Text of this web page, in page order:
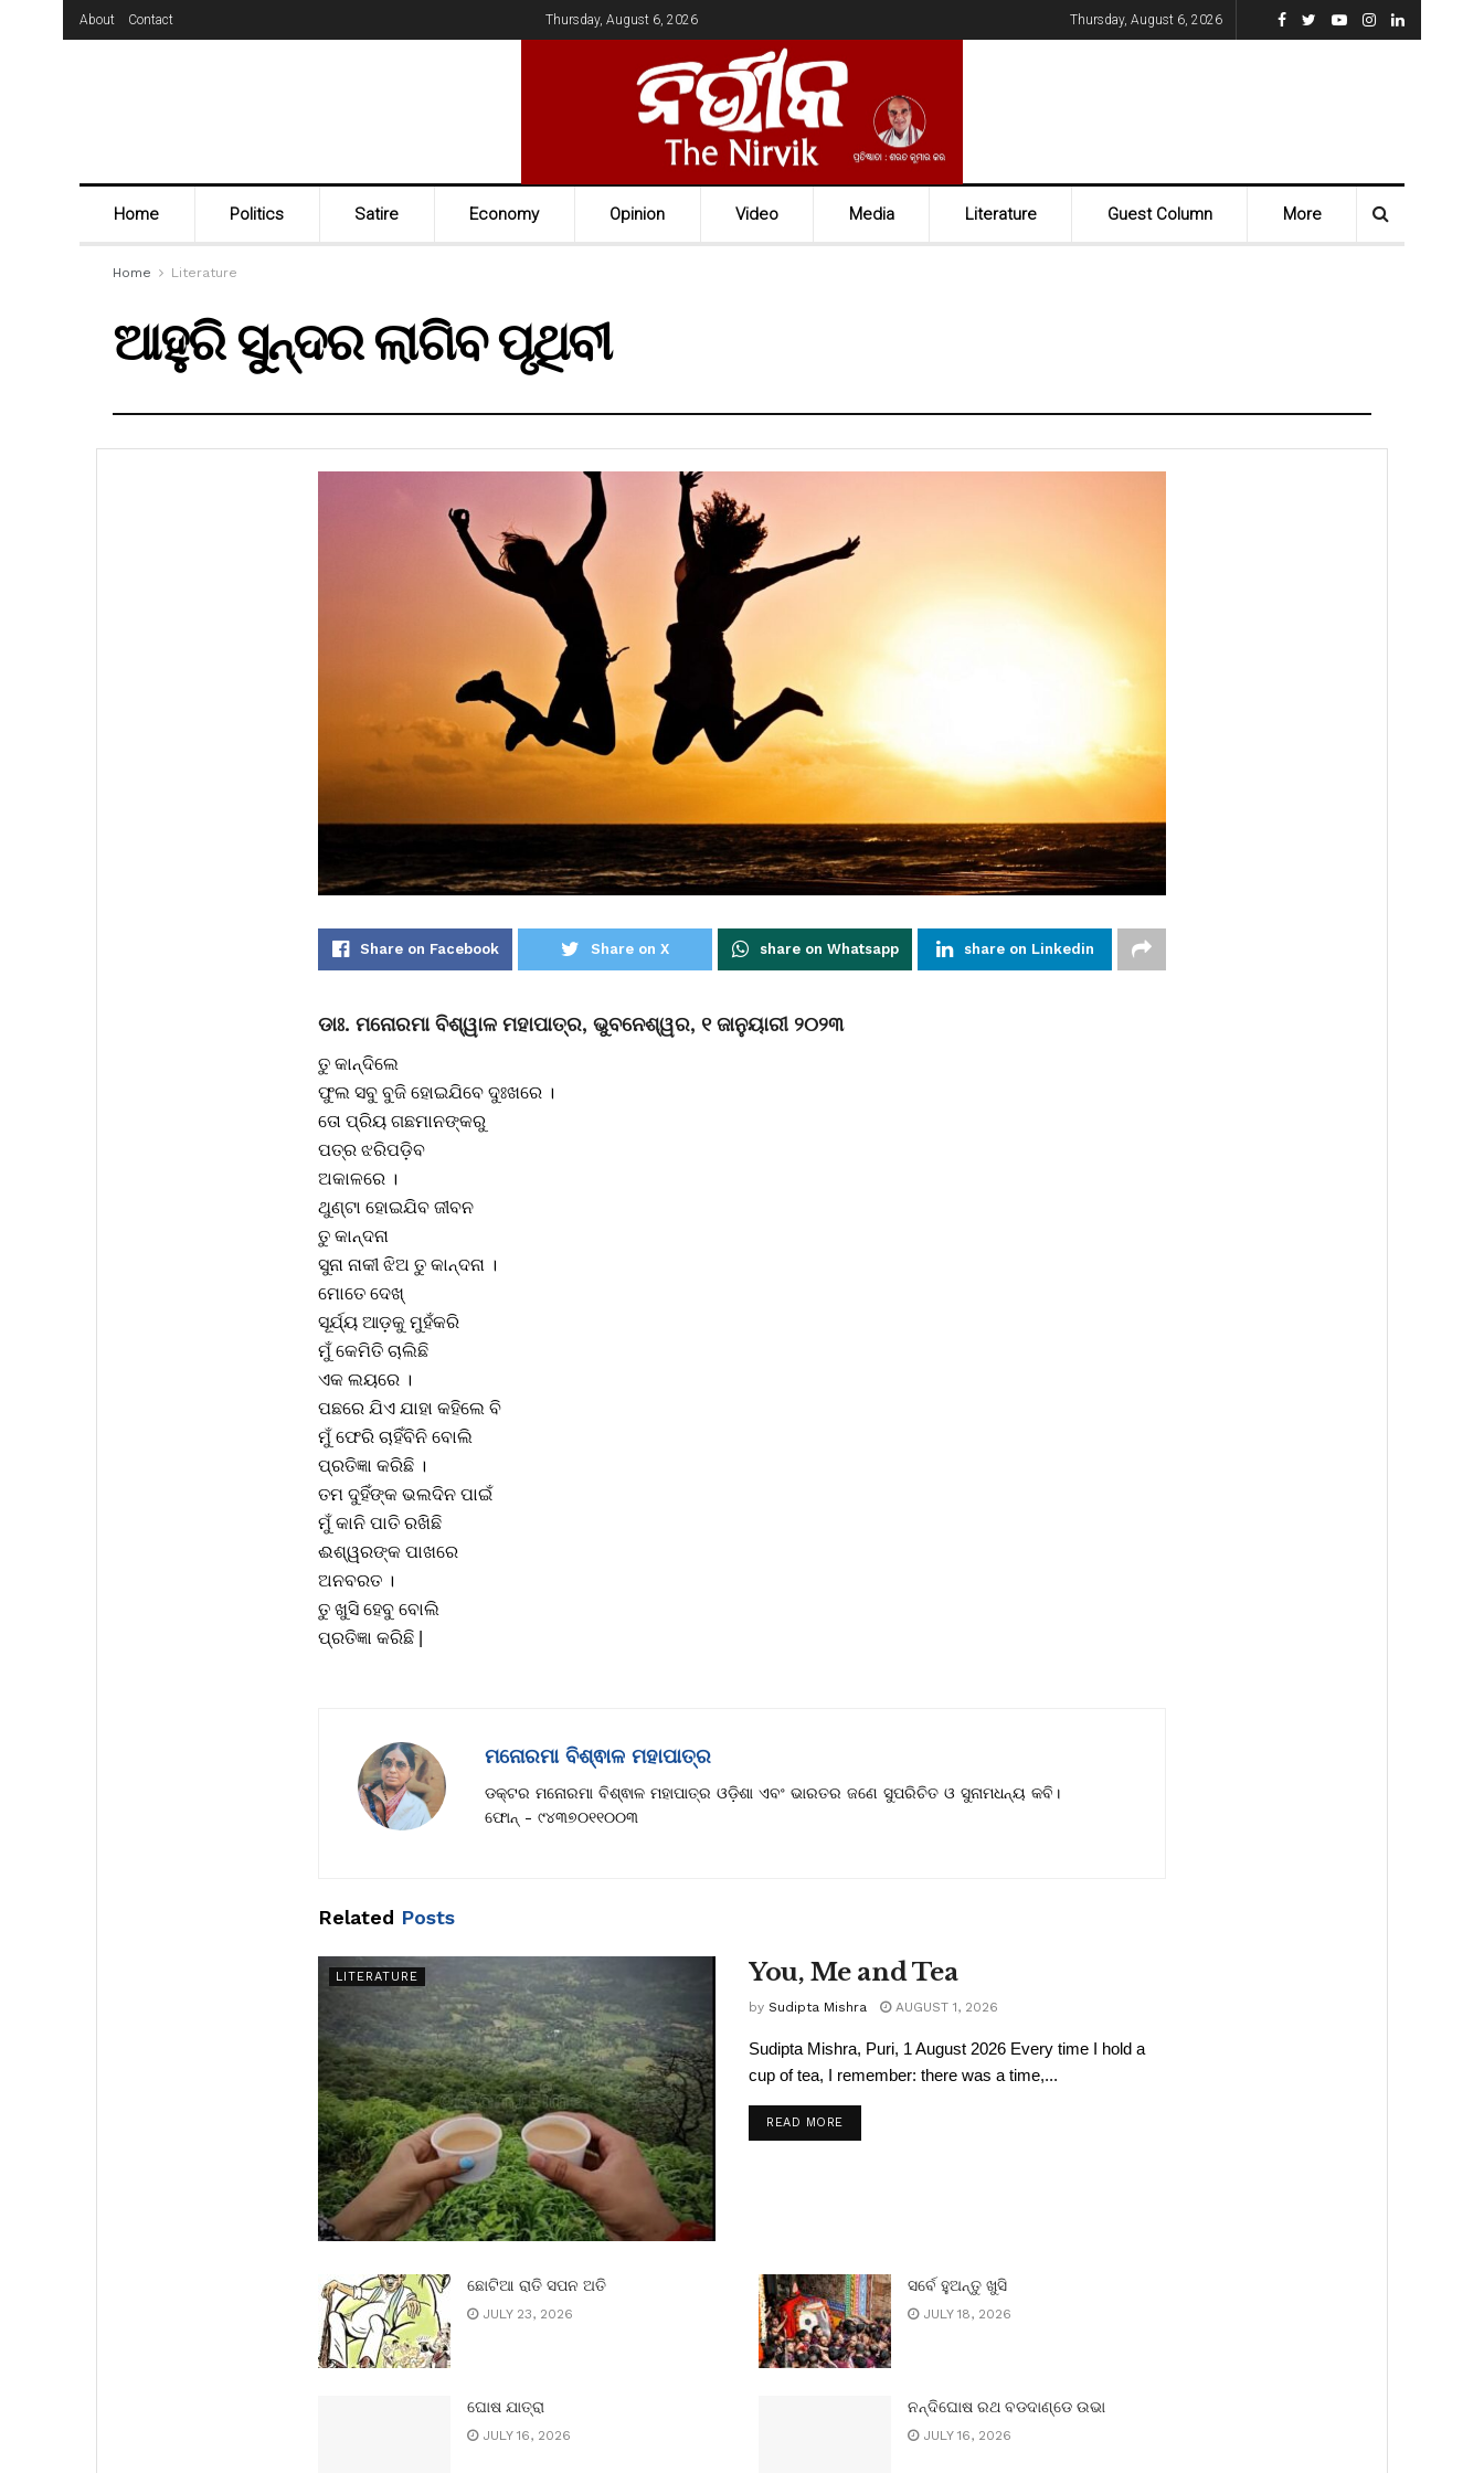
About Contact Thursday, August 6, 2026 Thursday, August 6, 2026
Home Politics Satire Economy Opinion Video Media Literature Guest Column More
Home Literature
ଆହୁରି ସୁନ୍ଦର ଲାଗିବ ପୃଥିବୀ
Share on Facebook Share on X share on Whatsapp share on Linkedin
ଡାଃ. ମନୋରମା ବିଶ୍ୱାଳ ମହାପାତ୍ର, ଭୁବନେଶ୍ୱର, ୧ ଜାନୁୟାରୀ ୨୦୨୩
ତୁ କାନ୍ଦିଲେ
ଫୁଲ ସବୁ ବୁଜି ହୋଇଯିବେ ଦୁଃଖରେ ।
ତୋ ପ୍ରିୟ ଗଛମାନଙ୍କରୁ
ପତ୍ର ଝରିପଡ଼ିବ
ଅକାଳରେ ।
ଥୁଣ୍ଟା ହୋଇଯିବ ଜୀବନ
ତୁ କାନ୍ଦନା
ସୁନା ନାକୀ ଝିଅ ତୁ କାନ୍ଦନା ।
ମୋତେ ଦେଖ୍
ସୂର୍ଯ୍ୟ ଆଡ଼କୁ ମୁହଁକରି
ମୁଁ କେମିତି ଚାଲିଛି
ଏକ ଲୟରେ ।
ପଛରେ ଯିଏ ଯାହା କହିଲେ ବି
ମୁଁ ଫେରି ଚାହିଁବିନି ବୋଲି
ପ୍ରତିଜ୍ଞା କରିଛି ।
ତମ ଦୁହିଁଙ୍କ ଭଲଦିନ ପାଇଁ
ମୁଁ କାନି ପାତି ରଖିଛି
ଈଶ୍ୱରଙ୍କ ପାଖରେ
ଅନବରତ ।
ତୁ ଖୁସି ହେବୁ ବୋଲି
ପ୍ରତିଜ୍ଞା କରିଛି |
ମନୋରମା ବିଶ୍ଵାଳ ମହାପାତ୍ର
ଡକ୍ଟର ମନୋରମା ବିଶ୍ଵାଳ ମହାପାତ୍ର ଓଡ଼ିଶା ଏବଂ ଭାରତର ଜଣେ ସୁପରିଚିତ ଓ ସୁନାମଧନ୍ୟ କବି।
ଫୋନ୍ - ୯୪୩୭୦୧୧୦୦୩
Related Posts
LITERATURE You, Me and Tea
by Sudipta Mishra AUGUST 1, 2026
Sudipta Mishra, Puri, 1 August 2026 Every time I hold a
cup of tea, I remember: there was a time,...
READ MORE
ଛୋଟିଆ ରାତି ସପନ ଅତି
JULY 23, 2026
ସର୍ବେ ହୁଅନ୍ତୁ ଖୁସି
JULY 18, 2026
ଘୋଷ ଯାତ୍ରା
JULY 16, 2026
ନନ୍ଦିଘୋଷ ରଥ ବଡଦାଣ୍ଡେ ଉଭା
JULY 16, 2026